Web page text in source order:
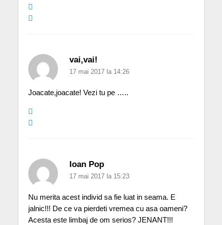
vai,vai!
17 mai 2017 la 14:26
Joacate,joacate! Vezi tu pe …..
Ioan Pop
17 mai 2017 la 15:23
Nu merita acest individ sa fie luat in seama. E
jalnic!!! De ce va pierdeti vremea cu asa oameni?
Acesta este limbaj de om serios? JENANT!!!